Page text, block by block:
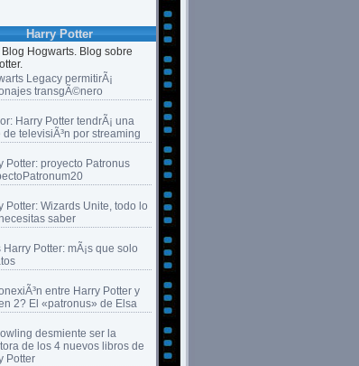
Harry Potter
Blog Hogwarts. Blog sobre
Legacy permitirÃ¡
transgÃ©nero
Harry Potter tendrÃ¡ una
de televisiÃ³n por streaming
Potter: proyecto Patronus
Potter: Wizards Unite, todo lo
saber
Harry Potter: mÃ¡s que solo
entre Harry Potter y
2? El «patronus» de Elsa
desmiente ser la
de los 4 nuevos libros de
Potter